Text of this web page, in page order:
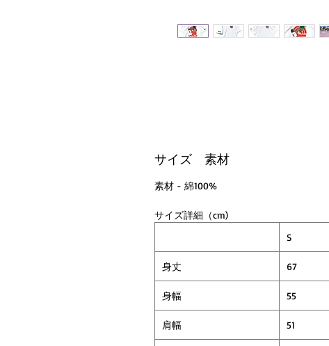
サイズ 素材
素材 - 綿100%
サイズ詳細（cm)
S
身丈 67
身幅 55
肩幅 51